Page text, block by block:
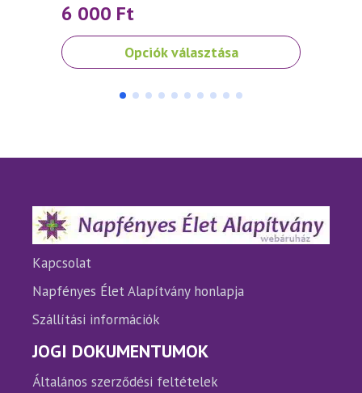
6 000 Ft
Opciók választása
Ennek
a
A
termékoldalon
választhatók
ki
Kapcsolat
Napfényes Élet Alapítvány honlapja
Szállítási információk
JOGI DOKUMENTUMOK
Általános szerződési feltételek